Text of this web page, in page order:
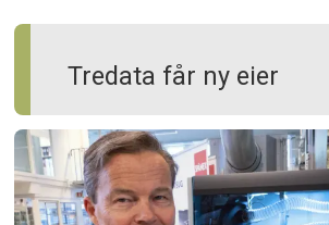
Tredata får ny eier